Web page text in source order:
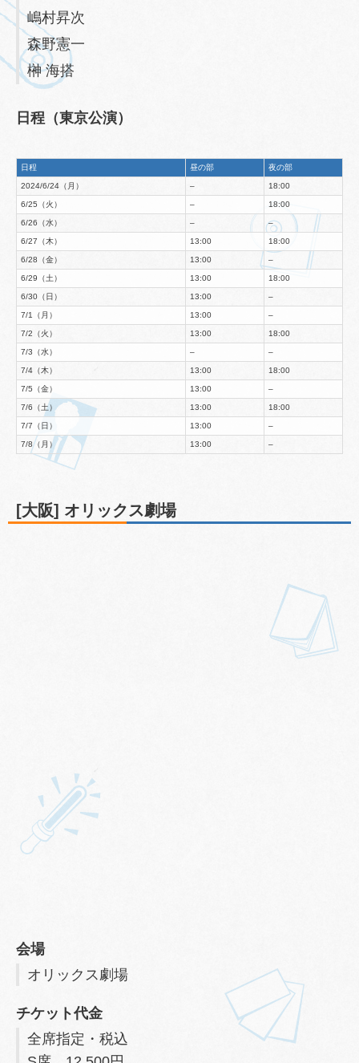
嶋村昇次
森野憲一
榊 海搭
日程（東京公演）
日程 昼の部 夜の部
2024/6/24（月） – 18:00
6/25（火） – 18:00
6/26（水） – –
6/27（木） 13:00 18:00
6/28（金） 13:00 –
6/29（土） 13:00 18:00
6/30（日） 13:00 –
7/1（月） 13:00 –
7/2（火） 13:00 18:00
7/3（水） – –
7/4（木） 13:00 18:00
7/5（金） 13:00 –
7/6（土） 13:00 18:00
7/7（日） 13:00 –
7/8（月） 13:00 –
[大阪] オリックス劇場
会場
オリックス劇場
チケット代金
全席指定・税込